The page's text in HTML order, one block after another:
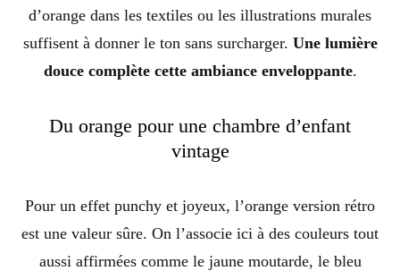
d’orange dans les textiles ou les illustrations murales
suffisent à donner le ton sans surcharger. Une lumière
douce complète cette ambiance enveloppante.
Du orange pour une chambre d’enfant
vintage
Pour un effet punchy et joyeux, l’orange version rétro
est une valeur sûre. On l’associe ici à des couleurs tout
aussi affirmées comme le jaune moutarde, le bleu